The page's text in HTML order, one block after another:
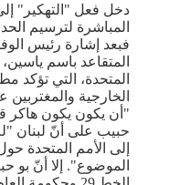
دخل فعل "التهكير"
المباشرة لترسيم
فبعد إشارة رئيس
المتقاعد باسم
الخارجية والمغتربين
"أن يكون يكون هاكر
حبيب على أنّ لبنان
إلى الأمم المتحدة
الموضوع". إلا أنّ بو